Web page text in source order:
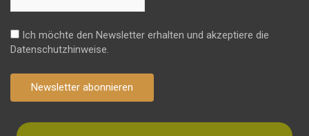
Ich möchte den Newsletter erhalten und akzeptiere die
Datenschutzhinweise.
Newsletter abonnieren